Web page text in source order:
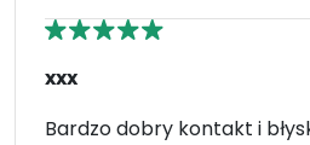
xxx
Bardzo dobry kontakt i